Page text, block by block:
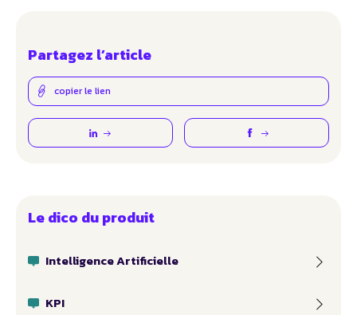
Partagez l’article
copier le lien
Le dico du produit
Intelligence Artificielle
KPI